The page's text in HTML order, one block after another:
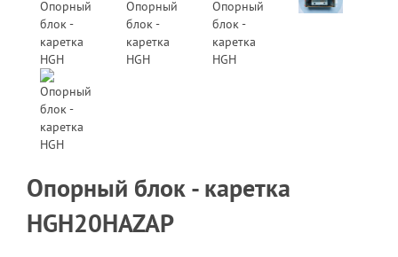
Опорный блок - каретка
HGH20HAZAP